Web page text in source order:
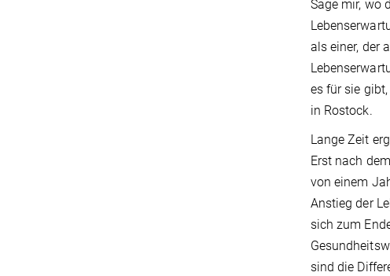
Sage mir, wo
als einer, der
es für sie
in Rostock.
Lange Zeit
Erst nach
von einem
Anstieg der
sich zum
sind die